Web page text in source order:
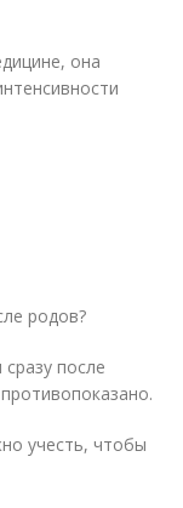
она
родов?
после
учесть, чтобы